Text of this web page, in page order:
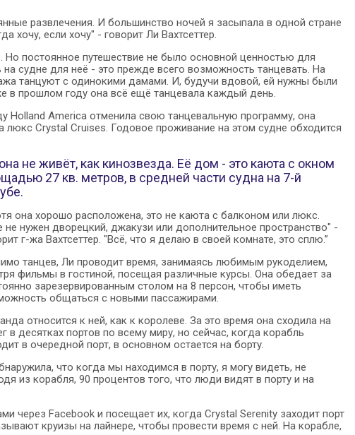
развлечения. И большинство ночей я засыпала в одной стране
хочу, если хочу" - говорит Ли Вахтсеттер.
постоянное путешествие не было основной ценностью для
судне для неё - это прежде всего возможность танцевать. На
танцуют с одинокими дамами. И, будучи вдовой, ей нужны были
в прошлом году она всё ещё танцевала каждый день.
America отменила свою танцевальную программу, она
Crystal Cruises. Годовое проживание на этом судне обходится
не живёт, как кинозвезда. Её дом - это каюта с окном
27 кв. метров, в средней части судна на 7-й
она хорошо расположена, это не каюта с балконом или люкс.
не нужен дворецкий, джакузи или дополнительное пространство" -
г-жа Вахтсеттер. "Всё, что я делаю в своей комнате, это сплю.”
танцев, Ли проводит время, занимаясь любимым рукоделием,
фильмы в гостиной, посещая различные курсы. Она обедает за
зарезервированным столом на 8 персон, чтобы иметь
общаться с новыми пассажирами.
относится к ней, как к королеве. За это время она сходила на
в десятках портов по всему миру, но сейчас, когда корабль
в очередной порт, в основном остается на борту.
что когда мы находимся в порту, я могу видеть, не
из корабля, 90 процентов того, что люди видят в порту и на
через Facebook и посещает их, когда Crystal Serenity заходит порт
круизы на лайнере, чтобы провести время с ней. На корабле,